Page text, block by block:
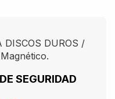
DISCOS DUROS /
SEGURIDAD